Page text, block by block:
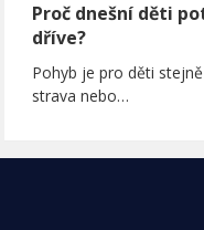
Proč dnešní děti
dříve?
Pohyb je pro děti
strava nebo…